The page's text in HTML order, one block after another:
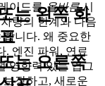
는 왼쪽 화
는 오른쪽
이드를올바른시
량의 한계와 다음
니다. 왜 중요한
. 엔진 파워, 연료
영향력 있는 업그
장하고, 새로운